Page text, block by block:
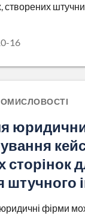
створених
16
сторінок
штучного
фірми